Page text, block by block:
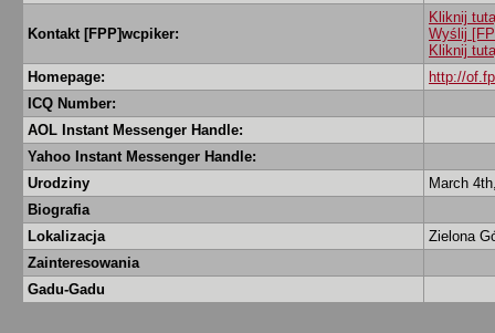
Kontakt [FPP]wcpiker:
Kliknij
Wyślij
Kliknij
Homepage:
http://
ICQ Number:
AOL Instant Messenger Handle:
Yahoo Instant Messenger Handle:
Urodziny
March
Biografia
Lokalizacja
Zielona
Zainteresowania
Gadu-Gadu